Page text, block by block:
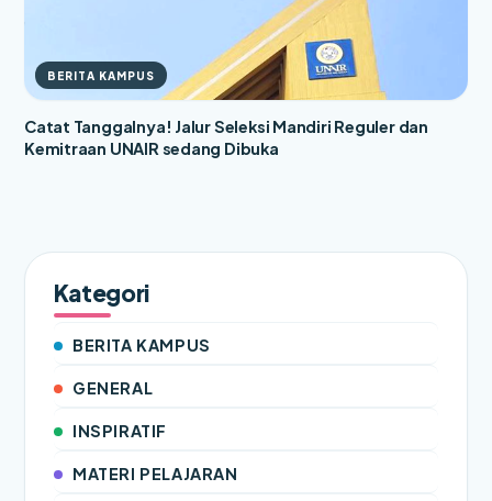
BERITA KAMPUS
Catat Tanggalnya! Jalur Seleksi Mandiri Reguler dan
Kemitraan UNAIR sedang Dibuka
Kategori
BERITA KAMPUS
GENERAL
INSPIRATIF
MATERI PELAJARAN